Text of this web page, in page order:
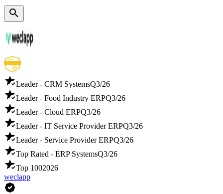
Leader - CRM SystemsQ3/26
Leader - Food Industry ERPQ3/26
Leader - Cloud ERPQ3/26
Leader - IT Service Provider ERPQ3/26
Leader - Service Provider ERPQ3/26
Top Rated - ERP SystemsQ3/26
Top 1002026
weclapp